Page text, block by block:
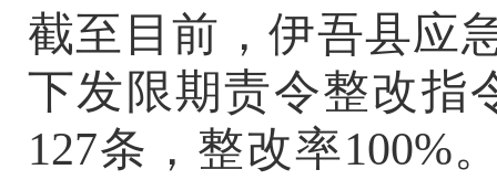
截至目前，伊吾县应
下发限期责令整改指
127条，整改率100%